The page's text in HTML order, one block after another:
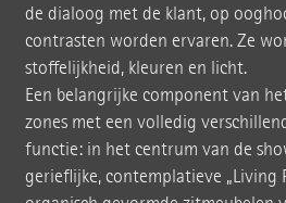
de dialoog met de klant, op
contrasten worden ervaren. Ze
stoffelijkheid, kleuren en licht.
Een belangrijke component van
zones met een volledig
functie: in het centrum van de
gerieflijke, contemplatieve „Living